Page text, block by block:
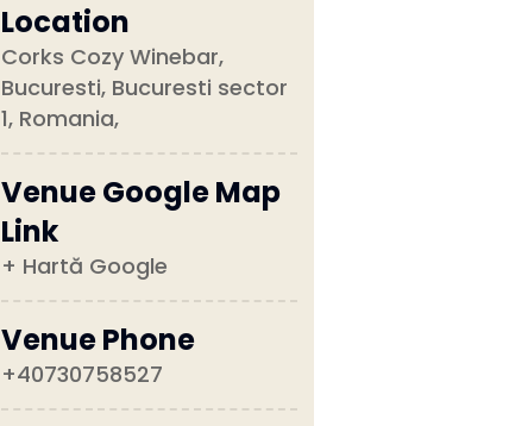
Location
Corks Cozy Winebar,
Bucuresti, Bucuresti sector
1, Romania,
Venue Google Map
Link
+ Hartă Google
Venue Phone
+40730758527